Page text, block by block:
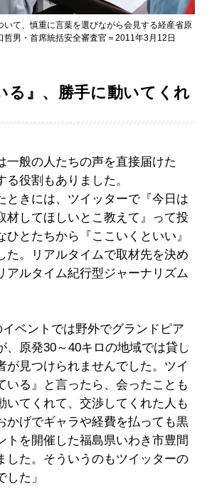
いて、慎重に言葉を選びながら会見する経産省原
哲男・首席統括安全審査官＝2011年3月12日
る』、勝手に動いてくれ
般の人たちの声を直接届けた
る役割もありました。
きには、ツイッターで『今日は
材してほしいとこ教えて』って投
ひとたちから『ここいくといい』
た。リアルタイムで取材先を決め
アルタイム紀行型ジャーナリズム
ベントでは野外でグランドピア
、原発30～40キロの地域では貸し
が見つけられませんでした。ツイ
いる』と言ったら、会ったことも
いてくれて、交渉してくれた人も
かげでギャラや経費を払っても黒
トを開催した福島県いわき市豊間
した。そういうのもツイッターの
た」